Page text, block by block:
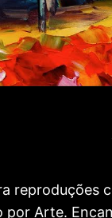
reproduções
por Arte.